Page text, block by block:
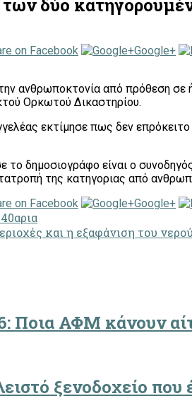
δύο
on Facebook Google+
ανθρωποκτονία από πρόθεση σε
Ορκωτού Δικαστηρίου.
εκτίμησε πως δεν
το δημοσιογράφο είναι ο
της κατηγοριας από
on Facebook Google+
και η εξαφάνιση του
Ποια ΑΦΜ κάνουν
ξενοδοχείο